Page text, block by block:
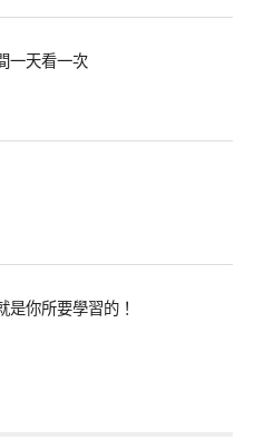
一天看一次
是你所要學習的！